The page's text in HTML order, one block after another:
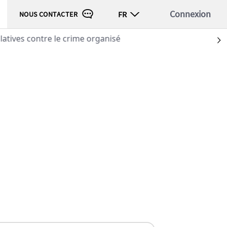
NOUS CONTACTER FR Connexion
contre le crime organisé